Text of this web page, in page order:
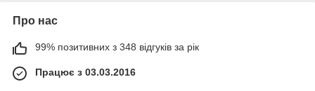
Про нас
99% позитивних з 348 відгуків за рік
Працює з 03.03.2016